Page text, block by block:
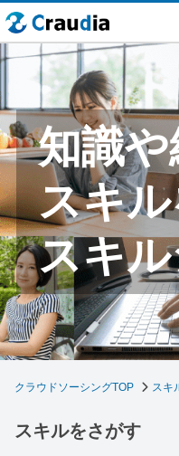
知識
スキ
スキ
クラウドソーシングTOP スキ
スキルをさがす